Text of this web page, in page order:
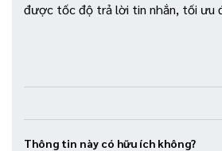
được tốc độ trả lời tin nhắn, tối ưu
Thông tin này có hữu ích không?